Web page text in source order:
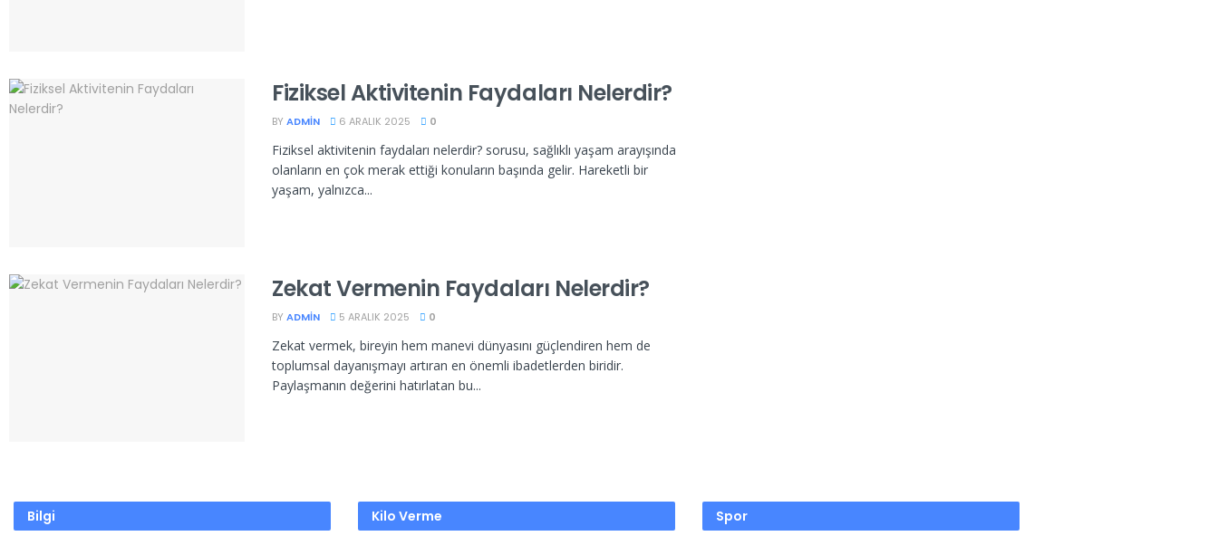
Fiziksel Aktivitenin Faydaları Nelerdir?
BY ADMIN 6 ARALIK 2025 0
Fiziksel aktivitenin faydaları nelerdir? sorusu, sağlıklı yaşam arayışında
olanların en çok merak ettiği konuların başında gelir. Hareketli bir
yaşam, yalnızca...
Zekat Vermenin Faydaları Nelerdir?
BY ADMIN 5 ARALIK 2025 0
Zekat vermek, bireyin hem manevi dünyasını güçlendiren hem de
toplumsal dayanışmayı artıran en önemli ibadetlerden biridir.
Paylaşmanın değerini hatırlatan bu...
Bilgi Kilo Verme Spor